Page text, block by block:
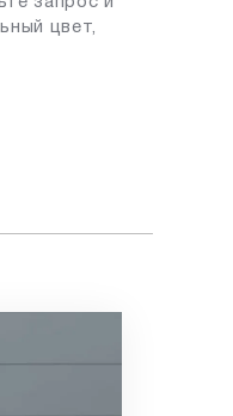
цвет,